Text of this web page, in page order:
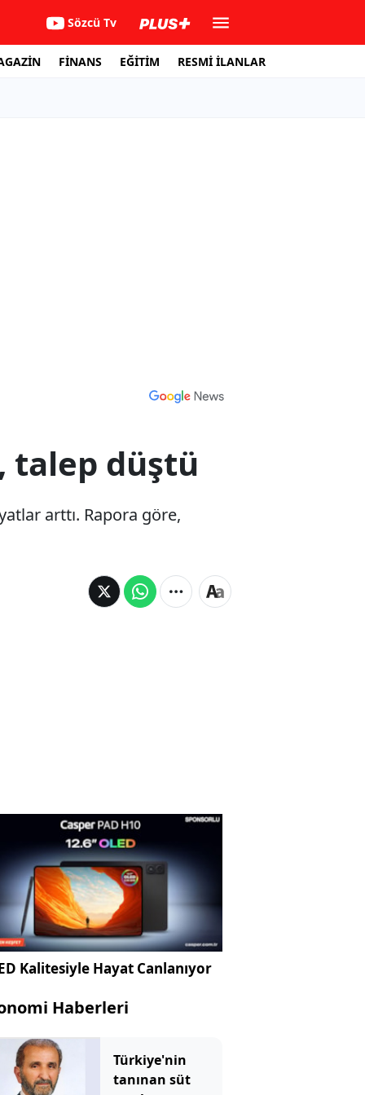
Sözcü Tv
FİNANS EĞİTİM RESMİ İLANLAR
talep düştü
arttı. Rapora göre,
Kalitesiyle Hayat Canlanıyor
Haberleri
Türkiye'nin
tanınan süt